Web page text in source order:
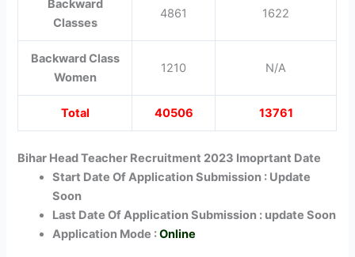
Backward
Classes
4861 1622
Backward Class
Women
1210 N/A
Total 40506 13761
Bihar Head Teacher Recruitment 2023 Imoprtant Date
Start Date Of Application Submission : Update
Soon
Last Date Of Application Submission : update Soon
Application Mode :Online